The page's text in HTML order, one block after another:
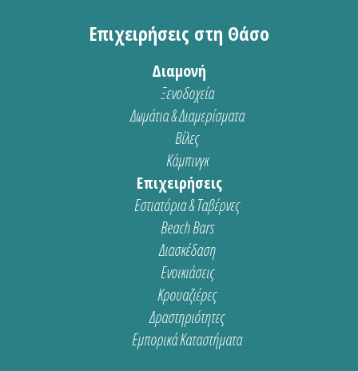
Επιχειρήσεις στη Θάσο
Διαμονή
Ξενοδοχεία
Δωμάτια & Διαμερίσματα
Βίλες
Κάμπινγκ
Επιχειρήσεις
Εστιατόρια & Ταβέρνες
Beach Bars
Διασκέδαση
Ενοικιάσεις
Κρουαζιέρες
Δραστηριότητες
Εμπορικά Καταστήματα